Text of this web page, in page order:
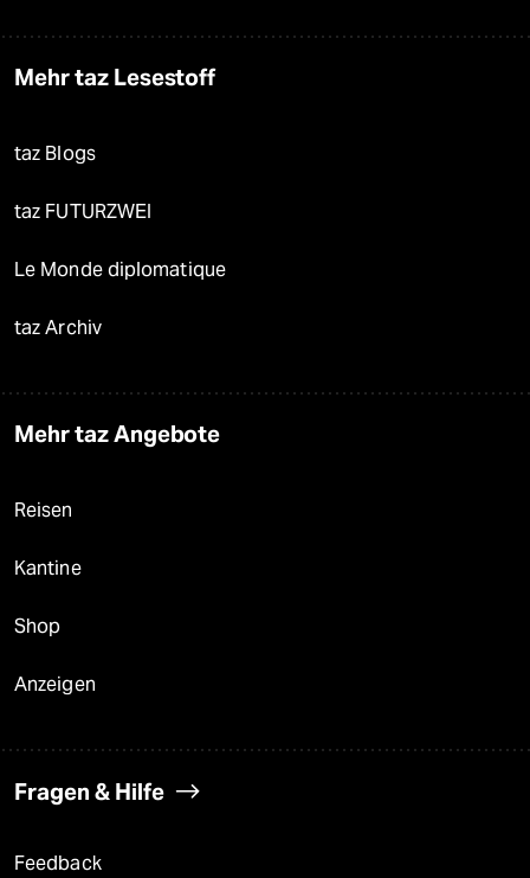
Mehr taz Lesestoff
taz Blogs
taz FUTURZWEI
Le Monde diplomatique
taz Archiv
Mehr taz Angebote
Reisen
Kantine
Shop
Anzeigen
Fragen & Hilfe
Feedback